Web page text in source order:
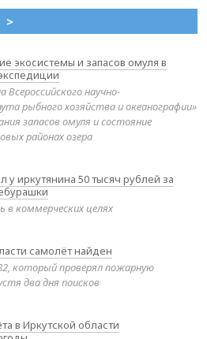
>
экосистемы и запасов омуля в
Всероссийского научно-
рыбного хозяйства и океанографии»
запасов омуля и состояние
районах озера
иркутянина 50 тысяч рублей за
в коммерческих целях
самолёт найден
который проверял пожарную
два дня поисков
в Иркутской области